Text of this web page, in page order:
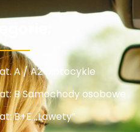
A / A2 Motocykle
B Samochody osobowe
B+E „Lawety”